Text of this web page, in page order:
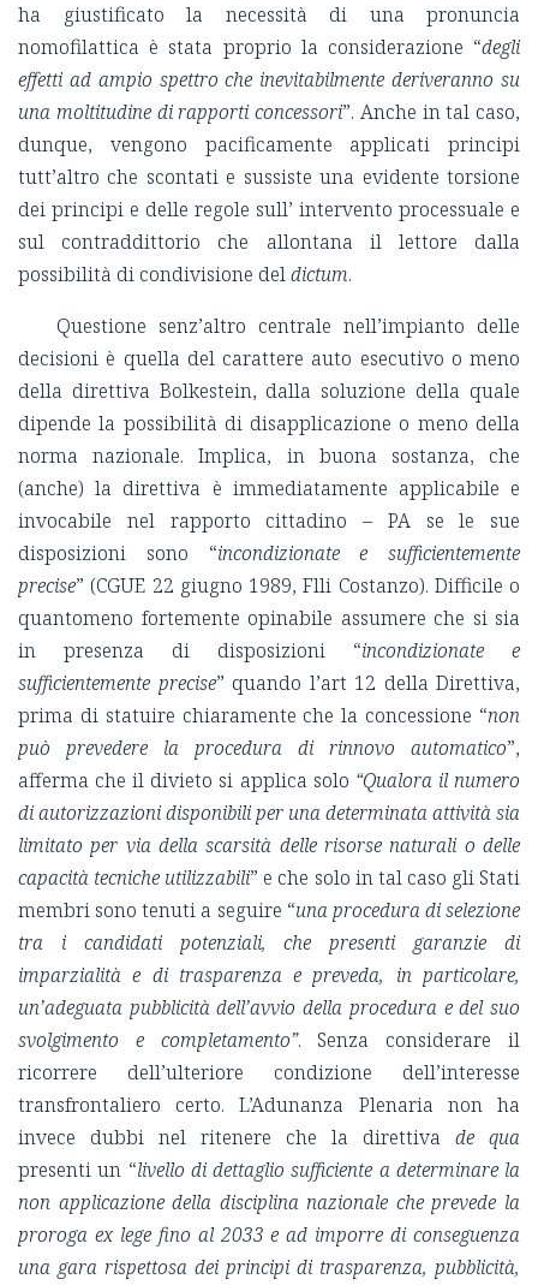
ha giustificato la necessità di una pronuncia
nomofilattica è stata proprio la considerazione “degli
effetti ad ampio spettro che inevitabilmente deriveranno su
una moltitudine di rapporti concessori”. Anche in tal caso,
dunque, vengono pacificamente applicati principi
tutt’altro che scontati e sussiste una evidente torsione
dei principi e delle regole sull’ intervento processuale e
sul contraddittorio che allontana il lettore dalla
possibilità di condivisione deldictum.
Questione senz’altro centrale nell’impianto delle
decisioni è quella del carattere auto esecutivo o meno
della direttiva Bolkestein, dalla soluzione della quale
dipende la possibilità di disapplicazione o meno della
norma nazionale. Implica, in buona sostanza, che
(anche) la direttiva è immediatamente applicabile e
invocabile nel rapporto cittadino – PA se le sue
disposizioni sono “incondizionate e sufficientemente
precise” (CGUE 22 giugno 1989, Flli Costanzo). Difficile o
quantomeno fortemente opinabile assumere che si sia
in presenza di disposizioni “incondizionate e
sufficientemente precise” quando l’art 12 della Direttiva,
prima di statuire chiaramente che la concessione “non
può prevedere la procedura di rinnovo automatico”,
afferma che il divieto si applica solo “Qualora il numero
di autorizzazioni disponibili per una determinata attività sia
limitato per via della scarsità delle risorse naturali o delle
capacità tecniche utilizzabili” e che solo in tal caso gli Stati
membri sono tenuti a seguire “una procedura di selezione
tra i candidati potenziali, che presenti garanzie di
imparzialità e di trasparenza e preveda, in particolare,
un’adeguata pubblicità dell’avvio della procedura e del suo
svolgimento e completamento”. Senza considerare il
ricorrere dell’ulteriore condizione dell’interesse
transfrontaliero certo. L’Adunanza Plenaria non ha
invece dubbi nel ritenere che la direttiva de qua
presenti un “livello di dettaglio sufficiente a determinare la
non applicazione della disciplina nazionale che prevede la
proroga ex lege fino al 2033 e ad imporre di conseguenza
una gara rispettosa dei principi di trasparenza, pubblicità,